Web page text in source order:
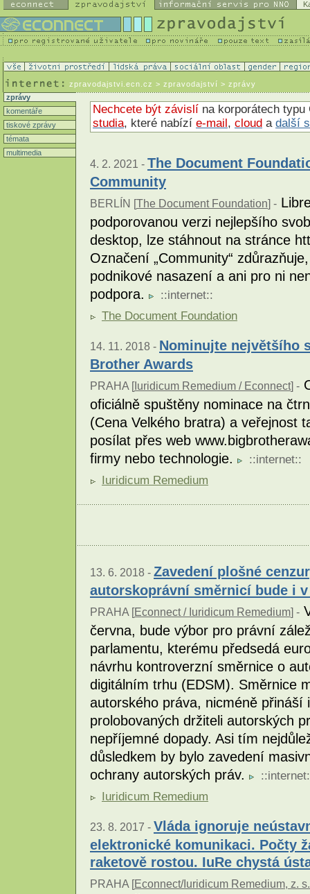
zpravodajstvi.ecn.cz > zpravodajství > zprávy
zprávy
komentáře
tiskové zprávy
témata
multimedia
Nechcete být závislí na korporátech
studia, které nabízí e-mail, cloud a další
4. 2. 2021 - The Document
Community
BERLÍN [The Document Foundation] -
podporovanou verzi nejlepšího
desktop, lze stáhnout na stránce
Označení „Community“
podnikové nasazení a ani pro ni
podpora.
::internet::
The Document Foundation
14. 11. 2018 - Nominujte největšího
Brother Awards
PRAHA [Iuridicum Remedium / Econnect] -
oficiálně spuštěny nominace na
(Cena Velkého bratra) a veřejnost
posílat přes web
firmy nebo technologie.
::internet::
Iuridicum Remedium
13. 6. 2018 - Zavedení plošné
autorskoprávní směrnicí bude i
PRAHA [Econnect / Iuridicum Remedium] -
června, bude výbor pro právní
parlamentu, kterému předsedá
návrhu kontroverzní směrnice o
digitálním trhu (EDSM). Směrnice
autorského práva, nicméně
prolobovaných držiteli autorských
nepříjemné dopady. Asi tím
důsledkem by bylo zavedení
ochrany autorských práv.
::internet
Iuridicum Remedium
23. 8. 2017 - Vláda ignoruje
elektronické komunikaci. Počty
raketově rostou. IuRe chystá
PRAHA [Econnect/Iuridicum Remedium, z. s.